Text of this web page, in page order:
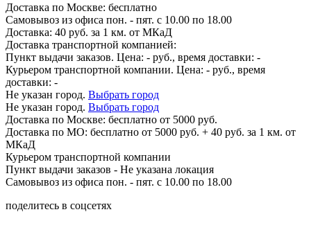
Доставка по Москве: бесплатно
Самовывоз из офиса пон. - пят. с 10.00 по 18.00
Доставка: 40 руб. за 1 км. от МКаД
Доставка транспортной компанией:
Пункт выдачи заказов. Цена: - руб., время доставки: -
Курьером транспортной компании. Цена: - руб., время
доставки: -
Не указан город. Выбрать город
Не указан город. Выбрать город
Доставка по Москве: бесплатно от 5000 руб.
Доставка по МО: бесплатно от 5000 руб. + 40 руб. за 1 км. от
МКаД
Курьером транспортной компании
Пункт выдачи заказов - Не указана локация
Самовывоз из офиса пон. - пят. с 10.00 по 18.00
поделитесь в соцсетях